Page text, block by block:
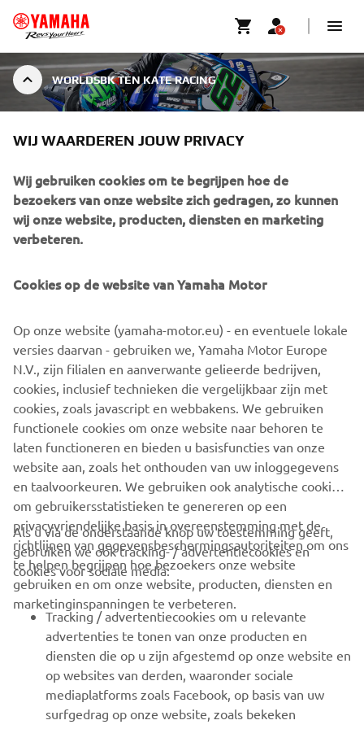
WORLDSBK TEN KATE RACING
RACING
AFGESLOTEN.
Bezoek onze website om te zien wanneer de volgende
GA NAAR EVENEMENTENAGENDA
CORPORATE
VOOR BEDRIJVEN
MEER YAMAHA
ONDERSTEUNING
NIEUWSBRIEF
Wees de eerste die meer te weten komt over de nieuwste deals,
WIJ WAARDEREN JOUW PRIVACY
Wij gebruiken cookies om te begrijpen hoe de
bezoekers van onze website zich gedragen, zo kunnen
wij onze website, producten, diensten en marketing
verbeteren.
Cookies op de website van Yamaha Motor
Op onze website (yamaha-motor.eu) - en eventuele lokale
versies daarvan - gebruiken we, Yamaha Motor Europe
N.V., zijn filialen en aanverwante gelieerde bedrijven,
cookies, inclusief technieken die vergelijkbaar zijn met
cookies, zoals javascript en webbakens. We gebruiken
functionele cookies om onze website naar behoren te
laten functioneren en bieden u basisfuncties van onze
website aan, zoals het onthouden van uw inloggegevens
en taalvoorkeuren. We gebruiken ook analytische cookies
om gebruikersstatistieken te genereren op een
privacyvriendelijke basis in overeenstemming met de
richtlijnen van gegevensbeschermingsautoriteiten om ons
te helpen begrijpen hoe bezoekers onze website
gebruiken en om onze website, producten, diensten en
marketinginspanningen te verbeteren.
Als u via de onderstaande knop uw toestemming geeft,
gebruiken we ook tracking- / advertentiecookies en
cookies voor sociale media:
Tracking / advertentiecookies om u relevante
advertenties te tonen van onze producten en
diensten die op u zijn afgestemd op onze website en
op websites van derden, waaronder sociale
mediaplatforms zoals Facebook, op basis van uw
surfgedrag op onze website, zoals bekeken